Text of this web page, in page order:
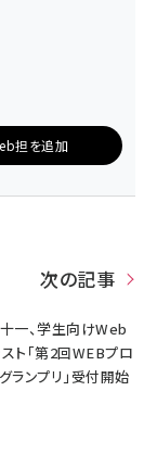
担を追加
次の記事
一、学生向けWeb
ト「第2回WEBプロ
ランプリ」受付開始